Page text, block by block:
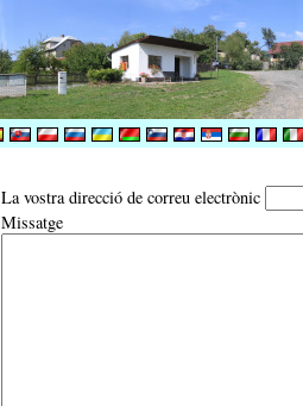
La vostra direcció de correu electrònic
Missatge